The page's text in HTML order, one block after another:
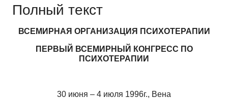
Полный текст
ВСЕМИРНАЯ ОРГАНИЗАЦИЯ ПСИХОТЕРАПИИ
ПЕРВЫЙ ВСЕМИРНЫЙ КОНГРЕСС ПО
ПСИХОТЕРАПИИ
30 июня – 4 июля 1996г., Вена